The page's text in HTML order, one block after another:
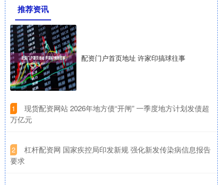
推荐资讯
配资门户首页地址 许家印搞球往事
1
​现货配资网站 2026年地方债“开闸” 一季度地方计划发债超
万亿元
2
​杠杆配资网 国家疾控局印发新规 强化新发传染病信息报告
要求